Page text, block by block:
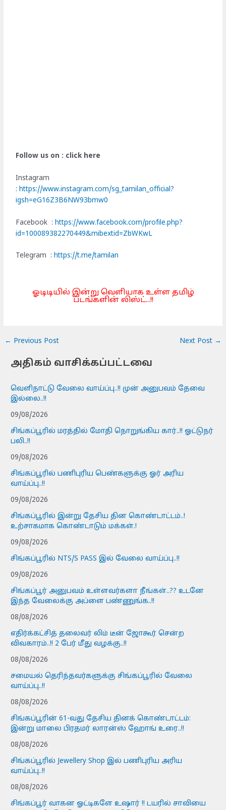
Follow us on : click here
Instagram
:https://www.instagram.com/sg_tamilan_official?
igsh=eG16Z3B6NW93bmw0
Facebook :https://www.facebook.com/profile.php?
id=100089382270449&mibextid=ZbWKwL
Telegram :https://t.me/tamilan
ஓடிடியில் இன்று வெளியாக உள்ள தமிழ்
படங்களின் லிஸ்ட்...!!
← Previous Post Next Post →
அதிகம் வாசிக்கப்பட்டவை
வெளிநாட்டு வேலை வாய்ப்பு..!! முன் அனுபவம் தேவை
இல்லை..!!
09/08/2026
சிங்கப்பூரில் மரத்தில் மோதி நொறுங்கிய கார்..!! ஓட்டுநர்
பலி..!!
09/08/2026
சிங்கப்பூரில் பணிபுரிய பெண்களுக்கு ஓர் அரிய
வாய்ப்பு..!!
09/08/2026
சிங்கப்பூரில் இன்று தேசிய தின கொண்டாட்டம்..!
உற்சாகமாக கொண்டாடும் மக்கள்.!
09/08/2026
சிங்கப்பூரில் NTS/S PASS இல் வேலை வாய்ப்பு..!!
09/08/2026
சிங்கப்பூர் அனுபவம் உள்ளவர்களா நீங்கள்..?? உடனே
இந்த வேலைக்கு அப்ளை பண்ணுங்க..!!
08/08/2026
எதிர்க்கட்சித் தலைவர் லிம் டீன் ஜோகூர் சென்ற
விவகாரம்..!! 2 பேர் மீது வழக்கு..!!
08/08/2026
சமையல் தெரிந்தவர்களுக்கு சிங்கப்பூரில் வேலை
வாய்ப்பு..!!
08/08/2026
சிங்கப்பூரின் 61-வது தேசிய தினக் கொண்டாட்டம்:
இன்று மாலை பிரதமர் லாரன்ஸ் ஹோங் உரை..!!
08/08/2026
சிங்கப்பூரில் Jewellery Shop இல் பணிபுரிய அரிய
வாய்ப்பு..!!
08/08/2026
சிங்கப்பூர் வாகன ஓட்டிகளே உஷார் !! டயரில் சாவியை